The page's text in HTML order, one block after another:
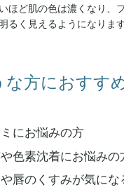
ほど肌の色は濃くなり、
るく見えるようになります
な方におすす
にお悩みの方
色素沈着にお悩みの
唇のくすみが気にな